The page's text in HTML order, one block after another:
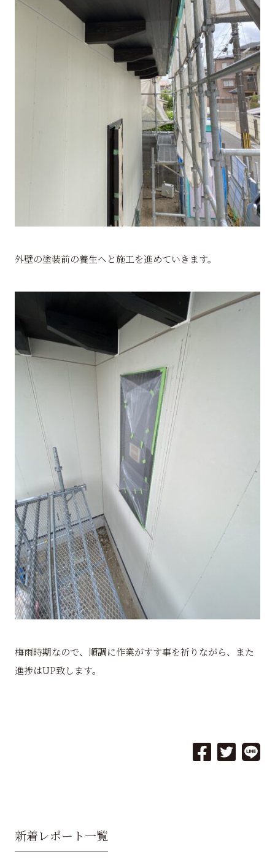
外壁の塗装前の養生へと施工を進めていきます。
梅雨時期なので、順調に作業がすす事を祈りながら、また
進捗はUP致します。
新着レポート一覧